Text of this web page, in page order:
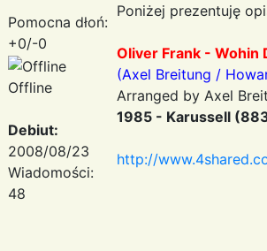
Pomocna dłoń:
+0/-0
Offline
Debiut:
2008/08/23
Wiadomości:
48
Poniżej prezentuję
Oliver Frank - Wohin
(Axel Breitung /
Arranged by Axel
1985 - Karussell
http://